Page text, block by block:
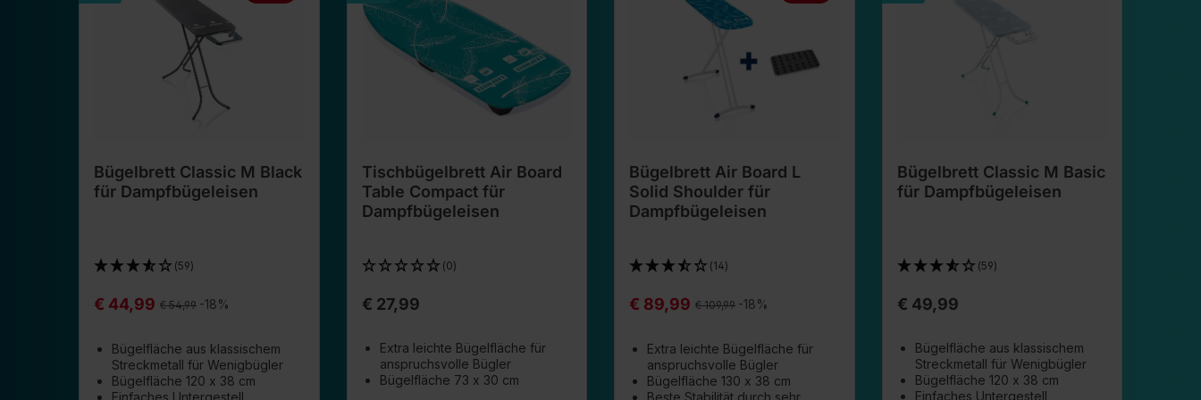
Bügelbrett Classic M Black
für Dampfbügeleisen
(59)
€ 44,99 Regulärer Preis:
€ 54,99 -18%
Bügelfläche aus klassischem
Streckmetall für Wenigbügler
Bügelfläche 120 x 38 cm
Tischbügelbrett Air Board
Table Compact für
Dampfbügeleisen
(0)
€ 27,99
Extra leichte Bügelfläche für
anspruchsvolle Bügler
Bügelfläche 73 x 30 cm
Bügelbrett Air Board L
Solid Shoulder für
Dampfbügeleisen
(14)
€ 89,99 Regulärer Preis:
€ 109,99 -18%
Extra leichte Bügelfläche für
anspruchsvolle Bügler
Bügelfläche 130 x 38 cm
Bügelbrett Classic M Basic
für Dampfbügeleisen
(59)
€ 49,99
Bügelfläche aus klassischem
Streckmetall für Wenigbügler
Bügelfläche 120 x 38 cm
Einfaches Untergestell